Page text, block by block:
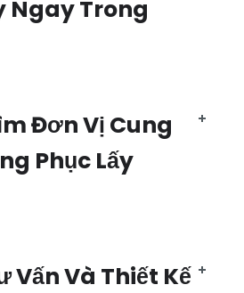
Ngay Trong
Đơn Vị Cung
Phục Lấy
Vấn Và Thiết Kế